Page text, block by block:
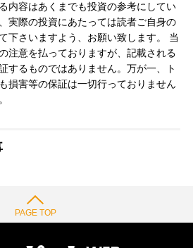
内容はあくまでも投資の参考にしてい
実際の投資にあたっては読者ご自身の
下さいますよう、お願い致します。 当
注意を払っておりますが、記載される
するものではありません。万が一、ト
損害等の保証は一切行っておりません
PAGE TOP